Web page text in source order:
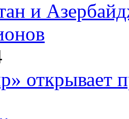
открывает